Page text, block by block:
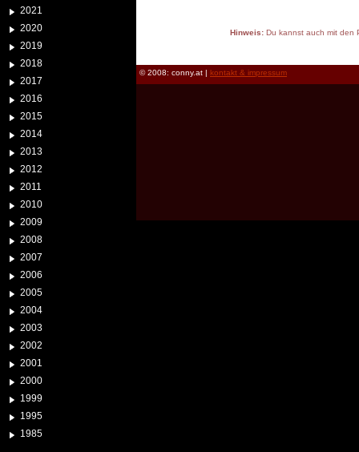
2021
2020
2019
2018
2017
2016
2015
2014
2013
2012
2011
2010
2009
2008
2007
2006
2005
2004
2003
2002
2001
2000
1999
1995
1985
Hinweis:Du kannst auch mit den
© 2008: conny.at | kontakt & impressum